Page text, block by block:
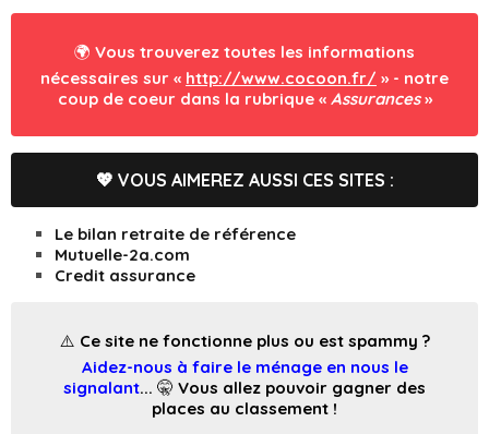
🌍 Vous trouverez toutes les informations
nécessaires sur « http://www.cocoon.fr/ » - notre
coup de coeur dans la rubrique « Assurances»
💖 VOUS AIMEREZ AUSSI CES SITES :
Le bilan retraite de référence
Mutuelle-2a.com
Credit assurance
⚠️ Ce site ne fonctionne plus ou est spammy ?
Aidez-nous à faire le ménage en nous le
signalant... 🤫 Vous allez pouvoir gagner des
places au classement !